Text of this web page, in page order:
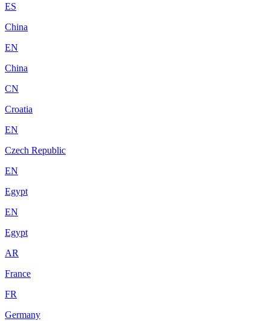
ES
China
EN
China
CN
Croatia
EN
Czech Republic
EN
Egypt
EN
Egypt
AR
France
FR
Germany